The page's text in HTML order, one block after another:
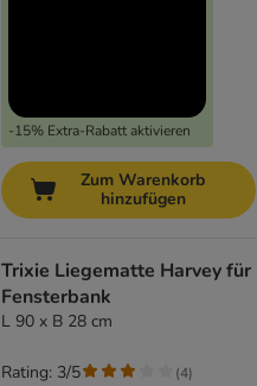
-15% Extra-Rabatt aktivieren
Zum Warenkorb
hinzufügen
Trixie Liegematte Harvey für
Fensterbank
L 90 x B 28 cm
Rating: 3/5 (4)